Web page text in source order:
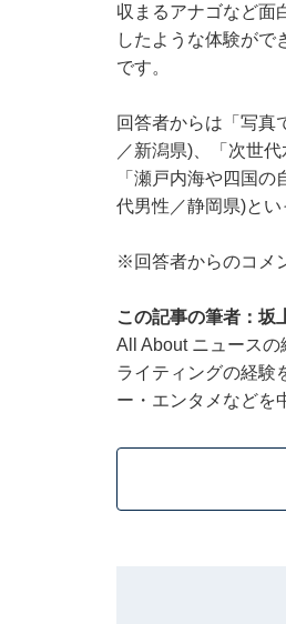
収まるアナゴなど面
したような体験がで
です。
回答者からは「写真
／新潟県)、「次世
「瀬戸内海や四国
代男性／静岡県)とい
※回答者からのコメ
この記事の筆者：坂
All About ニュース
ライティングの経験
ー・エンタメなどを